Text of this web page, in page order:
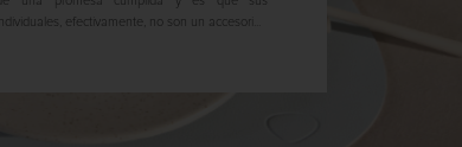
individuales, efectivamente, no son un accesori...